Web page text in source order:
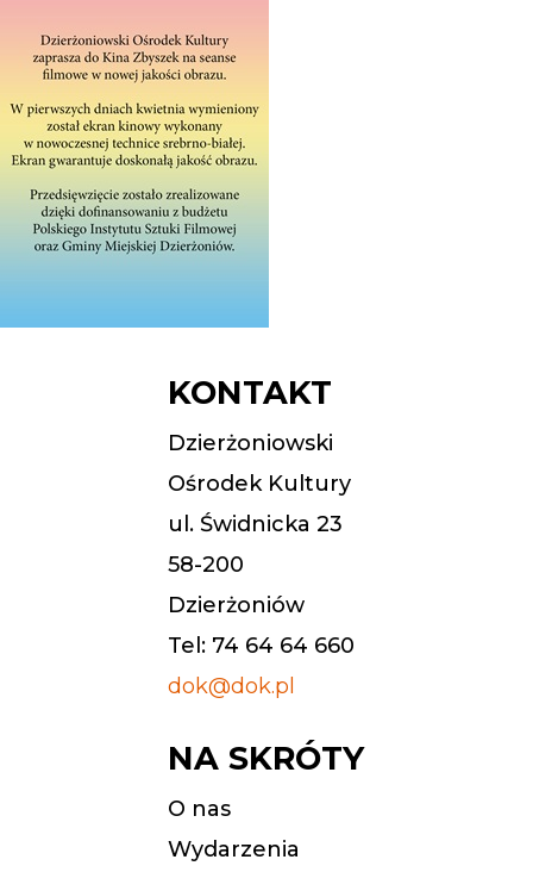
KONTAKT
Dzierżoniowski
Ośrodek Kultury
ul. Świdnicka 23
58-200
Dzierżoniów
Tel: 74 64 64 660
dok@dok.pl
NA SKRÓTY
O nas
Wydarzenia